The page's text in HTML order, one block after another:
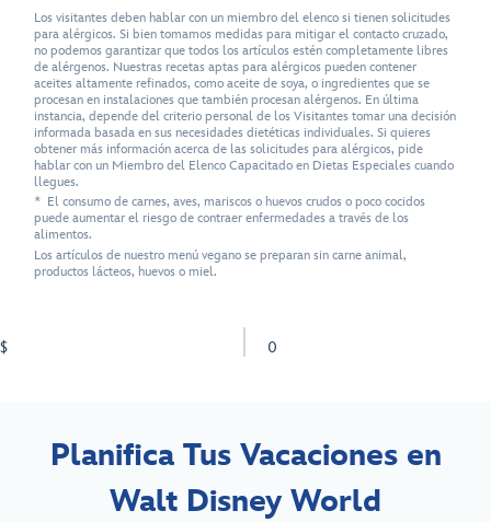
Los visitantes deben hablar con un miembro del elenco si tienen solicitudes
para alérgicos. Si bien tomamos medidas para mitigar el contacto cruzado,
no podemos garantizar que todos los artículos estén completamente libres
de alérgenos. Nuestras recetas aptas para alérgicos pueden contener
aceites altamente refinados, como aceite de soya, o ingredientes que se
procesan en instalaciones que también procesan alérgenos. En última
instancia, depende del criterio personal de los Visitantes tomar una decisión
informada basada en sus necesidades dietéticas individuales. Si quieres
obtener más información acerca de las solicitudes para alérgicos, pide
hablar con un Miembro del Elenco Capacitado en Dietas Especiales cuando
llegues.
* El consumo de carnes, aves, mariscos o huevos crudos o poco cocidos
puede aumentar el riesgo de contraer enfermedades a través de los
alimentos.
Los artículos de nuestro menú vegano se preparan sin carne animal,
productos lácteos, huevos o miel.
$ 0
Planifica Tus Vacaciones en
Walt Disney World